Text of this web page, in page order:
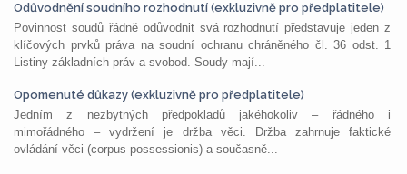
Odůvodnění soudního rozhodnutí (exkluzivně pro předplatitele)
Povinnost soudů řádně odůvodnit svá rozhodnutí představuje jeden z
klíčových prvků práva na soudní ochranu chráněného čl. 36 odst. 1
Listiny základních práv a svobod. Soudy mají...
Opomenuté důkazy (exkluzivně pro předplatitele)
Jedním z nezbytných předpokladů jakéhokoliv – řádného i
mimořádného – vydržení je držba věci. Držba zahrnuje faktické
ovládání věci (corpus possessionis) a současně...